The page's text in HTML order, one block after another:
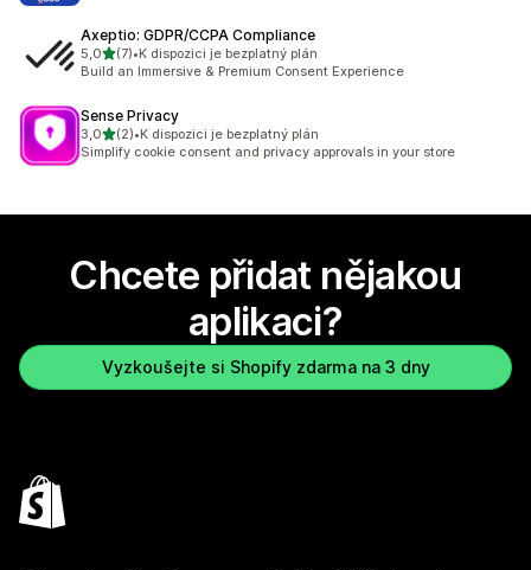
Axeptio: GDPR/CCPA Compliance
5,0z 5 hvězd
(7)
Celkový počet recenzí: 7
•K dispozici je bezplatný plán
Build an Immersive & Premium Consent Experience
Sense Privacy
3,0z 5 hvězd
(2)
Celkový počet recenzí: 2
•K dispozici je bezplatný plán
Simplify cookie consent and privacy approvals in your store
Chcete přidat nějakou
aplikaci?
Vyzkoušejte si Shopify zdarma na 3 dny